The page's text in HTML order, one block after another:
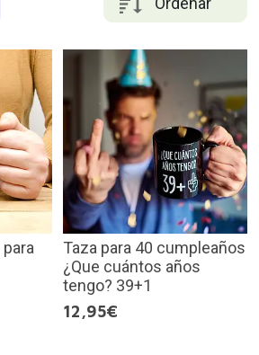
Taza para 40 cumpleaños
¿Que cuántos años
tengo? 39+1
12,95€